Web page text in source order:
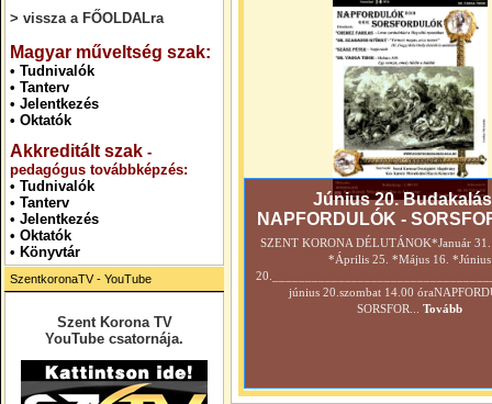
> vissza a FŐOLDALra
Magyar műveltség szak:
• Tudnivalók
• Tanterv
• Jelentkezés
• Oktatók
Akkreditált szak -
pedagógus továbbképzés:
• Tudnivalók
• Tanterv
• Jelentkezés
• Oktatók
• Könyvtár
SzentkoronaTV - YouTube
Szent Korona TV
YouTube csatornája.
Június 20.
NAPFORDULÓK -
SZENT KORONA DÉLUTÁNOK*Január
*Április 25. *Május 16. *Június
június 20.szombat 14.00
SORSFOR...
Tovább